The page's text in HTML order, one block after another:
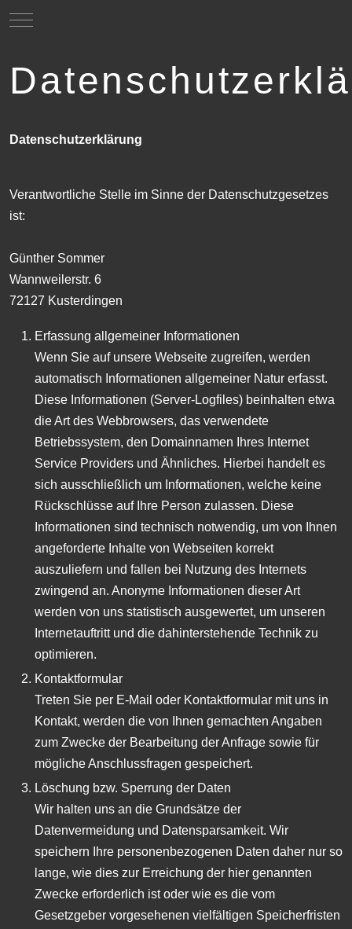
Mobile Menu Toggle
Datenschutzerklärung
Verantwortliche Stelle im Sinne der Datenschutzgesetzes
ist:
Günther Sommer
Wannweilerstr. 6
72127 Kusterdingen
Erfassung allgemeiner Informationen
Wenn Sie auf unsere Webseite zugreifen, werden
automatisch Informationen allgemeiner Natur erfasst.
Diese Informationen (Server-Logfiles) beinhalten etwa
die Art des Webbrowsers, das verwendete
Betriebssystem, den Domainnamen Ihres Internet
Service Providers und Ähnliches. Hierbei handelt es
sich ausschließlich um Informationen, welche keine
Rückschlüsse auf Ihre Person zulassen. Diese
Informationen sind technisch notwendig, um von Ihnen
angeforderte Inhalte von Webseiten korrekt
auszuliefern und fallen bei Nutzung des Internets
zwingend an. Anonyme Informationen dieser Art
werden von uns statistisch ausgewertet, um unseren
Internetauftritt und die dahinterstehende Technik zu
optimieren.
Kontaktformular
Treten Sie per E-Mail oder Kontaktformular mit uns in
Kontakt, werden die von Ihnen gemachten Angaben
zum Zwecke der Bearbeitung der Anfrage sowie für
mögliche Anschlussfragen gespeichert.
Löschung bzw. Sperrung der Daten
Wir halten uns an die Grundsätze der
Datenvermeidung und Datensparsamkeit. Wir
speichern Ihre personenbezogenen Daten daher nur so
lange, wie dies zur Erreichung der hier genannten
Zwecke erforderlich ist oder wie es die vom
Gesetzgeber vorgesehenen vielfältigen Speicherfristen